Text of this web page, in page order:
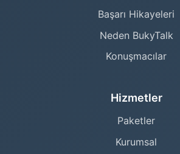
Başarı Hikayeleri
Neden BukyTalk
Konuşmacılar
Hizmetler
Paketler
Kurumsal